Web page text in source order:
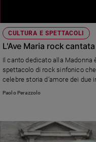
CULTURA E SPETTACOLI
L'Ave Maria rock
Il canto dedicato alla Madonna
spettacolo di rock sinfonico
celebre storia d’amore dei
di musica rock, lirica e
Paolo Perazzolo